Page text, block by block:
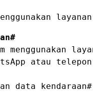
menggunakan
atau
data